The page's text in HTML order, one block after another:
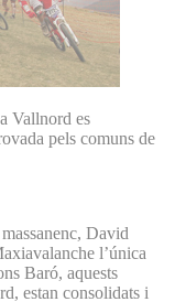
Vallnord es
pels comuns de
David
l’única
Baró, aquests
estan consolidats i